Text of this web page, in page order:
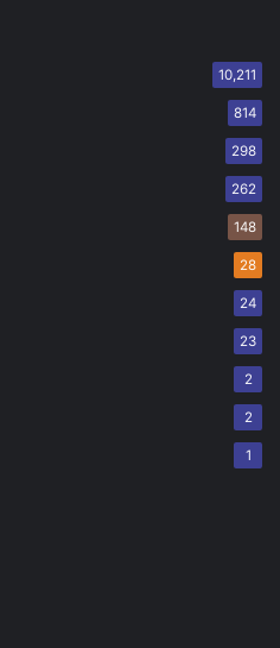
10,211
814
298
262
148
28
24
23
2
2
1